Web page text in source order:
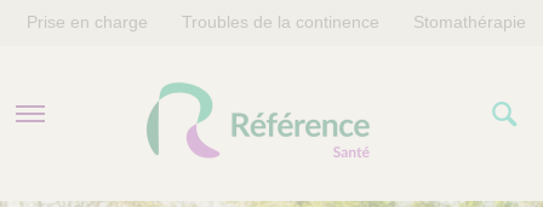
Prise en charge Troubles de la continence Stomathérapie